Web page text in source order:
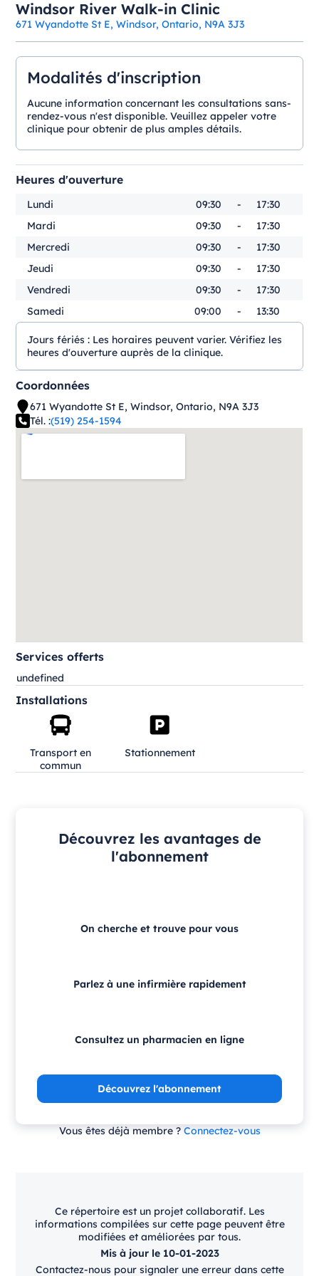
Windsor River Walk-in Clinic
671 Wyandotte St E, Windsor, Ontario, N9A 3J3
Modalités d'inscription
Aucune information concernant les consultations sans-
rendez-vous n'est disponible. Veuillez appeler votre
clinique pour obtenir de plus amples détails.
Heures d'ouverture
Lundi 09:30 -
17:30
Mardi
09:30 -
17:30
Mercredi
09:30 -
17:30
Jeudi
09:30 -
17:30
Vendredi
09:30 -
17:30
Samedi
09:00 - 13:30
Jours fériés : Les horaires peuvent varier. Vérifiez les
heures d'ouverture auprès de la clinique.
Coordonnées
671 Wyandotte St E, Windsor, Ontario, N9A 3J3
Tél. :(519) 254-1594
Services offerts
undefined
Installations
Transport en
commun
Stationnement
Découvrez les avantages de
l'abonnement
On cherche et trouve pour vous
Parlez à une infirmière rapidement
Consultez un pharmacien en ligne
Découvrez l'abonnement
Vous êtes déjà membre ? Connectez-vous
Ce répertoire est un projet collaboratif. Les
informations compilées sur cette page peuvent être
modifiées et améliorées par tous.
Mis à jour le 10-01-2023
Contactez-nous pour signaler une erreur dans cette